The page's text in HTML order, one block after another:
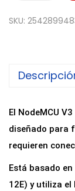
d
C
V
3
E
SKU:
El NodeMCU
diseñado para
requieren
Está basado
12E) y utiliza el